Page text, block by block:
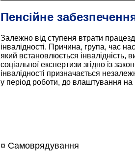
Пенсійне
Залежно від ступеня втрати
інвалідності. Причина, група, час
який встановлюється інвалідність,
соціальної експертизи згідно із
інвалідності призначається
у період роботи, до влаштування на
¤ Самоврядування